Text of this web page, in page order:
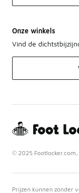
Onze winkels
Vind de
© 2025
Prijzen kunnen zonder